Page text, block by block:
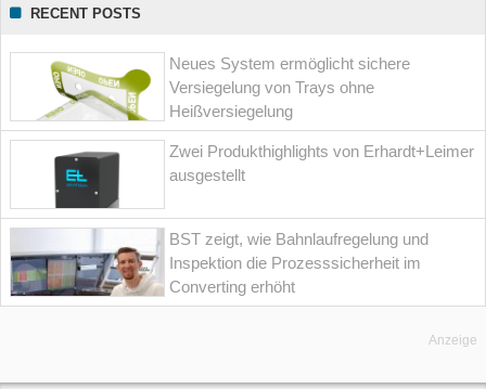
RECENT POSTS
Neues System ermöglicht sichere
Versiegelung von Trays ohne
Heißversiegelung
Zwei Produkthighlights von Erhardt+Leimer
ausgestellt
BST zeigt, wie Bahnlaufregelung und
Inspektion die Prozesssicherheit im
Converting erhöht
Anzeige